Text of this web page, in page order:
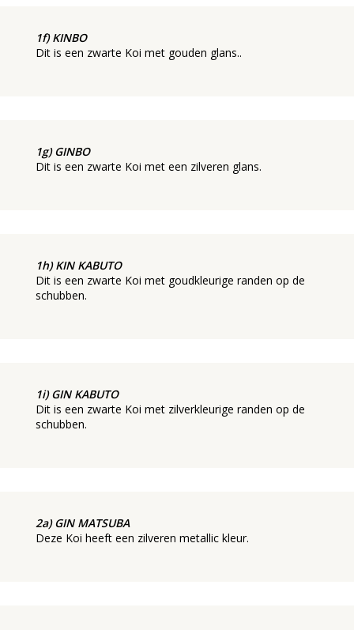
1f) KINBO
Dit is een zwarte Koi met gouden glans..
1g) GINBO
Dit is een zwarte Koi met een zilveren glans.
1h) KIN KABUTO
Dit is een zwarte Koi met goudkleurige randen op de
schubben.
1i) GIN KABUTO
Dit is een zwarte Koi met zilverkleurige randen op de
schubben.
2a) GIN MATSUBA
Deze Koi heeft een zilveren metallic kleur.